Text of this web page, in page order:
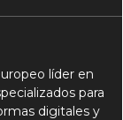
líder en
para
digitales y